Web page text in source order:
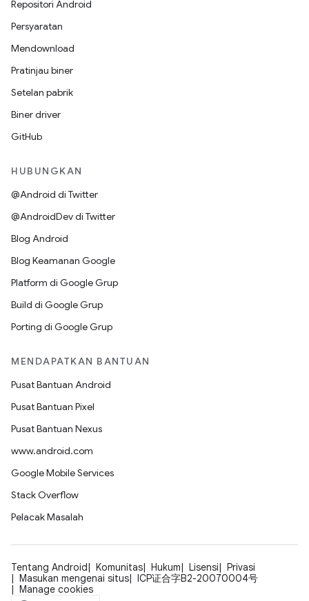
Repositori Android
Persyaratan
Mendownload
Pratinjau biner
Setelan pabrik
Biner driver
GitHub
HUBUNGKAN
@Android di Twitter
@AndroidDev di Twitter
Blog Android
Blog Keamanan Google
Platform di Google Grup
Build di Google Grup
Porting di Google Grup
MENDAPATKAN BANTUAN
Pusat Bantuan Android
Pusat Bantuan Pixel
Pusat Bantuan Nexus
www.android.com
Google Mobile Services
Stack Overflow
Pelacak Masalah
Tentang Android Komunitas Hukum Lisensi
Privasi
Masukan mengenai situs
ICP证合字B2-20070004号
Manage cookies